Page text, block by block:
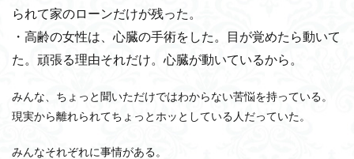
られて家のローンだけが残った。
・高齢の女性は、心臓の手術をした。目が覚めたら動いて
た。頑張る理由それだけ。心臓が動いているから。
みんな、ちょっと聞いただけではわからない苦悩を持っている。
現実から離れられてちょっとホッとしている人だっていた。
みんなそれぞれに事情がある。